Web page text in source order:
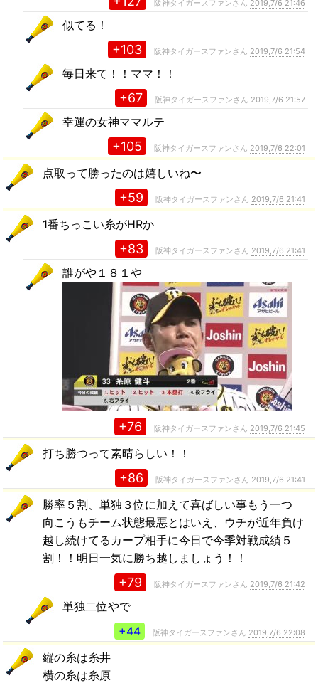
阪神タイガースファンさん 2019,7/6 21:46
似てる！
+103 阪神タイガースファンさん 2019,7/6 21:54
毎日来て！！ママ！！
+67 阪神タイガースファンさん 2019,7/6 21:57
幸運の女神ママルテ
+105 阪神タイガースファンさん 2019,7/6 22:01
点取って勝ったのは嬉しいね〜
+59 阪神タイガースファンさん 2019,7/6 21:41
1番ちっこい糸がHRか
+83 阪神タイガースファンさん 2019,7/6 21:41
誰がや１８１や
+76 阪神タイガースファンさん 2019,7/6 21:45
打ち勝つって素晴らしい！！
+86 阪神タイガースファンさん 2019,7/6 21:41
勝率５割、単独３位に加えて喜ばしい事もう一つ
向こうもチーム状態最悪とはいえ、ウチが近年負け
越し続けてるカープ相手に今日で今季対戦成績５
割！！明日一気に勝ち越しましょう！！
+79 阪神タイガースファンさん 2019,7/6 21:42
単独二位やで
+44
阪神タイガースファンさん 2019,7/6 22:08
縦の糸は糸井
横の糸は糸原